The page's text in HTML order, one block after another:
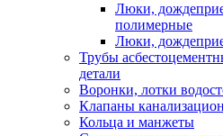
Люки,
полимерные
Люки,
Трубы
детали
Воронки, лотки
Клапаны
Кольца и манжеты